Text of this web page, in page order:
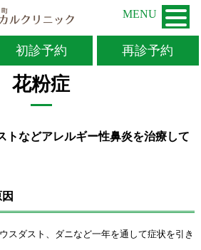
初診予約 再診予約
花粉症
トなどアレルギー性鼻炎を治療して
スダスト、ダニなど一年を通して症状を引き